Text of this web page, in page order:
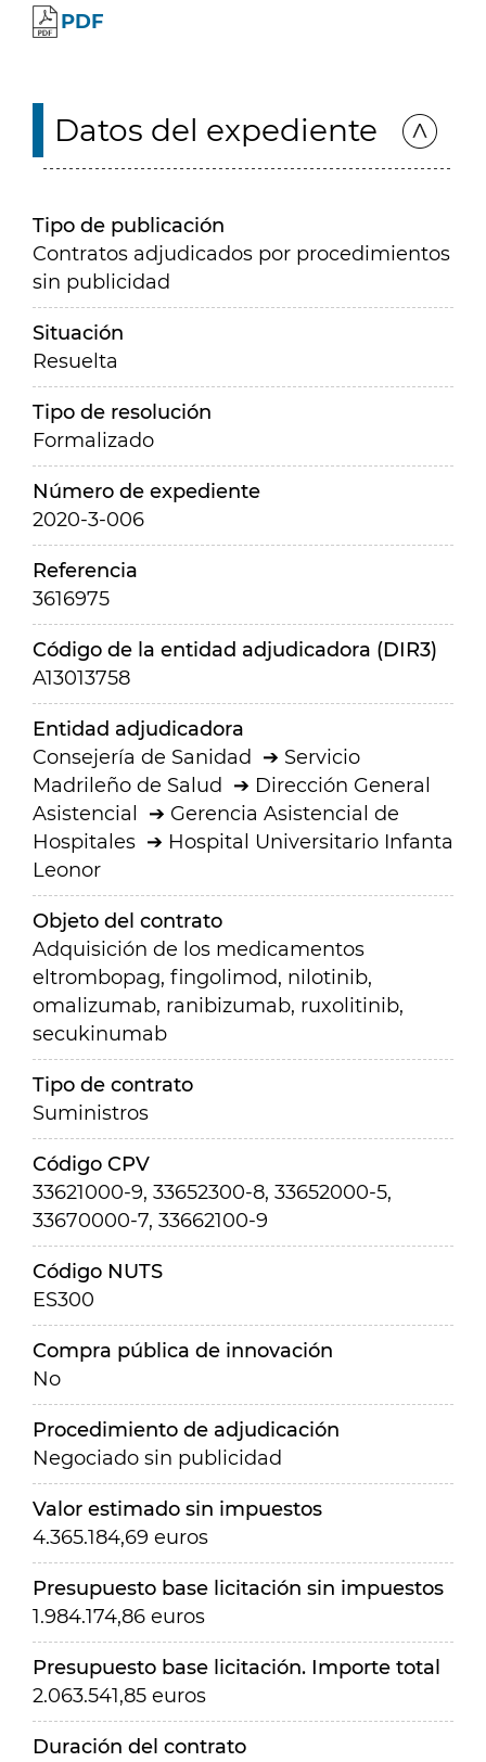
PDF
Datos del expediente
Tipo de publicación
Contratos adjudicados por procedimientos
sin publicidad
Situación
Resuelta
Tipo de resolución
Formalizado
Número de expediente
2020-3-006
Referencia
3616975
Código de la entidad adjudicadora (DIR3)
A13013758
Entidad adjudicadora
Consejería de Sanidad
Servicio
Madrileño de Salud
Dirección General
Asistencial
Gerencia Asistencial de
Hospitales
Hospital Universitario Infanta
Leonor
Objeto del contrato
Adquisición de los medicamentos
eltrombopag, fingolimod, nilotinib,
omalizumab, ranibizumab, ruxolitinib,
secukinumab
Tipo de contrato
Suministros
Código CPV
33621000-9, 33652300-8, 33652000-5,
33670000-7, 33662100-9
Código NUTS
ES300
Compra pública de innovación
No
Procedimiento de adjudicación
Negociado sin publicidad
Valor estimado sin impuestos
4.365.184,69 euros
Presupuesto base licitación sin impuestos
1.984.174,86 euros
Presupuesto base licitación. Importe total
2.063.541,85 euros
Duración del contrato